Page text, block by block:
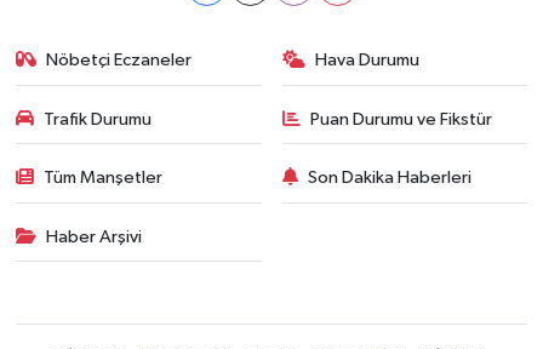
Nöbetçi Eczaneler Hava Durumu
Trafik Durumu Puan Durumu ve Fikstür
Tüm Manşetler Son Dakika Haberleri
Haber Arşivi